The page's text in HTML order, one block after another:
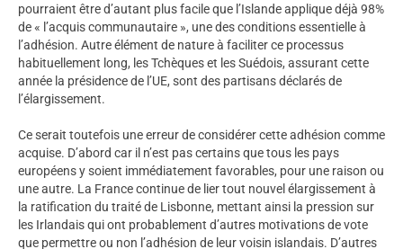
pourraient être d’autant plus facile que l’Islande applique déjà 98%
de « l’acquis communautaire », une des conditions essentielle à
l’adhésion. Autre élément de nature à faciliter ce processus
habituellement long, les Tchèques et les Suédois, assurant cette
année la présidence de l’UE, sont des partisans déclarés de
l’élargissement.
Ce serait toutefois une erreur de considérer cette adhésion comme
acquise. D’abord car il n’est pas certains que tous les pays
européens y soient immédiatement favorables, pour une raison ou
une autre. La France continue de lier tout nouvel élargissement à
la ratification du traité de Lisbonne, mettant ainsi la pression sur
les Irlandais qui ont probablement d’autres motivations de vote
que permettre ou non l’adhésion de leur voisin islandais. D’autres